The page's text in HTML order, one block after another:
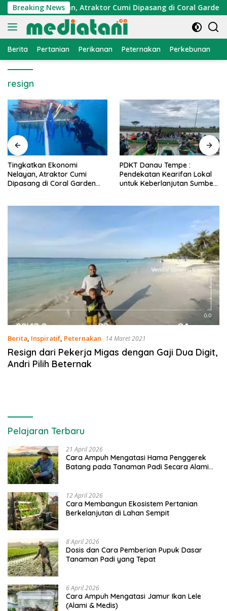
Langsung
ke
konten
Breaking News
Nelayan, Atraktor Cumi Dipasang di Coral Garden
Berita Pertanian Perikanan Peternakan Perkebunan
resign
PDKT Danau Tempe :
Pendekatan Kearifan Lokal
untuk Keberlanjutan Sumber
Cara Mengatasi Penyakit
PMK pada Sapi Perah
Alami dan Medis
Berita, Inspiratif, Peternakan 14 Maret 2021
Resign dari Pekerja Migas dengan Gaji Dua Digit,
Andri Pilih Beternak
Pelajaran Terbaru
21 April 2026
Cara Ampuh Mengatasi Hama Penggerek
Batang pada Tanaman Padi Secara Alami
12 April 2026
Cara Membangun Ekosistem Pertanian
Berkelanjutan di Lahan Sempit
8 April 2026
Dosis dan Cara Pemberian Pupuk Dasar
Tanaman Padi yang Tepat
6 April 2026
Cara Ampuh Mengatasi Jamur Ikan Lele
(Alami & Medis)